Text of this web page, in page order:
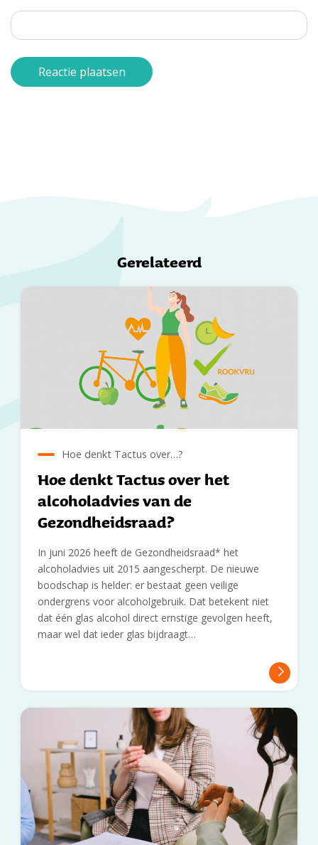
Gerelateerd
Hoe denkt Tactus over…?
Hoe denkt Tactus over het
alcoholadvies van de
Gezondheidsraad?
In juni 2026 heeft de Gezondheidsraad* het
alcoholadvies uit 2015 aangescherpt. De nieuwe
boodschap is helder: er bestaat geen veilige
ondergrens voor alcoholgebruik. Dat betekent niet
dat één glas alcohol direct ernstige gevolgen heeft,
maar wel dat ieder glas bijdraagt…